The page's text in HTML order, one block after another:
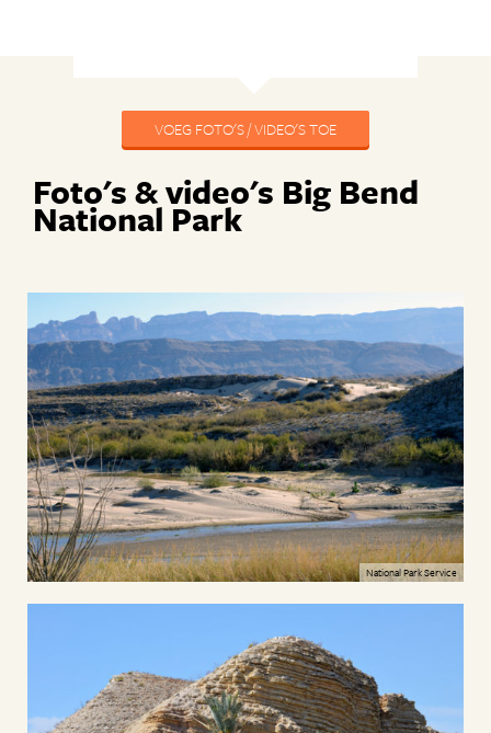
VOEG FOTO'S / VIDEO'S TOE
Foto's & video's Big Bend
National Park
National Park Service